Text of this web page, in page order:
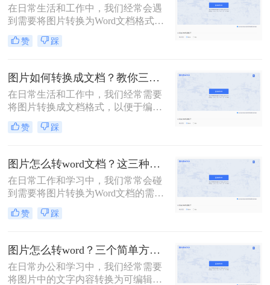
在日常生活和工作中，我们经常会遇
到需要将图片转换为Word文档格式的
情况。这种需求可能来自于需要将图
片中的文字提取出来进行编辑，或者
格格式。那么图片如何转换成word文
档格式呢？下面，我们将介绍几种常
用的方法，帮助你轻松实现图片到
Word文档的转换。
赞 踩
图片如何转换成文档？教你三种转换方法！
在日常生活和工作中，我们经常需要
将图片转换成文档格式，以便于编
辑、存储和分享。这种转换不仅能够
帮助我们提取图片中的文字信息，还
改和整理。那么图片如何转换成文档
呢？下面将介绍三种将图片转换成文
档的方法，帮助你轻松实现这一目
标。
赞 踩
图片怎么转word文档？这三种方法，让你操作更加简单！
在日常工作和学习中，我们常常会碰
到需要将图片转换为Word文档的需
求，而这个过程有时候会让人感到比
较繁琐。那么图片怎么转word文档
项任务，本文将介绍三种简单易行的
方法，让你轻松将图片转换成Word文
档。
赞 踩
图片怎么转word？三个简单方法让你轻松转换！
在日常办公和学习中，我们经常需要
将图片中的文字内容转换为可编辑的